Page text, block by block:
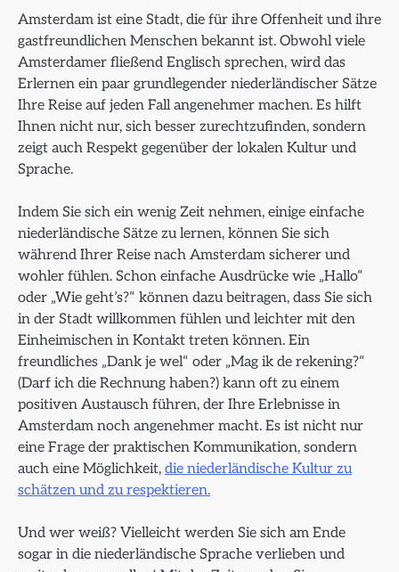
Amsterdam ist eine Stadt, die für ihre Offenheit und ihre
gastfreundlichen Menschen bekannt ist. Obwohl viele
Amsterdamer fließend Englisch sprechen, wird das
Erlernen ein paar grundlegender niederländischer Sätze
Ihre Reise auf jeden Fall angenehmer machen. Es hilft
Ihnen nicht nur, sich besser zurechtzufinden, sondern
zeigt auch Respekt gegenüber der lokalen Kultur und
Sprache.
Indem Sie sich ein wenig Zeit nehmen, einige einfache
niederländische Sätze zu lernen, können Sie sich
während Ihrer Reise nach Amsterdam sicherer und
wohler fühlen. Schon einfache Ausdrücke wie „Hallo“
oder „Wie geht’s?“ können dazu beitragen, dass Sie sich
in der Stadt willkommen fühlen und leichter mit den
Einheimischen in Kontakt treten können. Ein
freundliches „Dank je wel“ oder „Mag ik de rekening?“
(Darf ich die Rechnung haben?) kann oft zu einem
positiven Austausch führen, der Ihre Erlebnisse in
Amsterdam noch angenehmer macht. Es ist nicht nur
eine Frage der praktischen Kommunikation, sondern
auch eine Möglichkeit, die niederländische Kultur zu
schätzen und zu respektieren.
Und wer weiß? Vielleicht werden Sie sich am Ende
sogar in die niederländische Sprache verlieben und